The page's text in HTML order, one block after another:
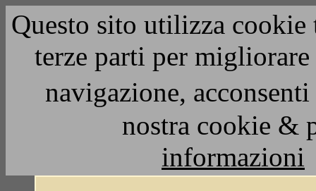
Questo sito utilizza
terze parti per
navigazione,
nostra cookie &
informazioni